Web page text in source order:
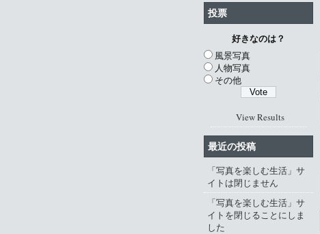
投票
好きなのは？
風景写真
人物写真
その他
View Results
最近の投稿
「写真を楽しむ生活」サ
イトは閉じません
「写真を楽しむ生活」サ
イトを閉じることにしま
した